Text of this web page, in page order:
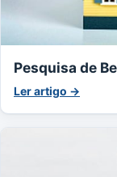
Pesquisa de
Ler artigo →